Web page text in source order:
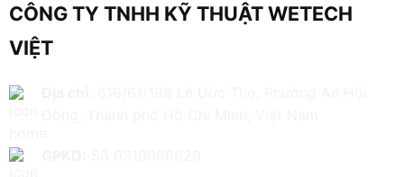
CÔNG TY TNHH KỸ THUẬT WETECH
VIỆT